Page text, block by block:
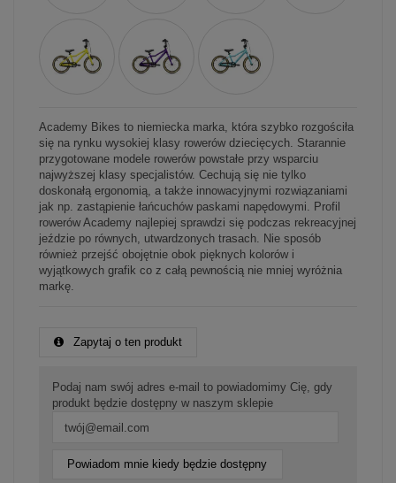
Academy Bikes to niemiecka marka, która szybko rozgościła
się na rynku wysokiej klasy rowerów dziecięcych. Starannie
przygotowane modele rowerów powstałe przy wsparciu
najwyższej klasy specjalistów. Cechują się nie tylko
doskonałą ergonomią, a także innowacyjnymi rozwiązaniami
jak np. zastąpienie łańcuchów paskami napędowymi. Profil
rowerów Academy najlepiej sprawdzi się podczas rekreacyjnej
jeździe po równych, utwardzonych trasach. Nie sposób
również przejść obojętnie obok pięknych kolorów i
wyjątkowych grafik co z całą pewnością nie mniej wyróżnia
markę.
Zapytaj o ten produkt
Podaj nam swój adres e-mail to powiadomimy Cię, gdy
produkt będzie dostępny w naszym sklepie
Powiadom mnie kiedy będzie dostępny